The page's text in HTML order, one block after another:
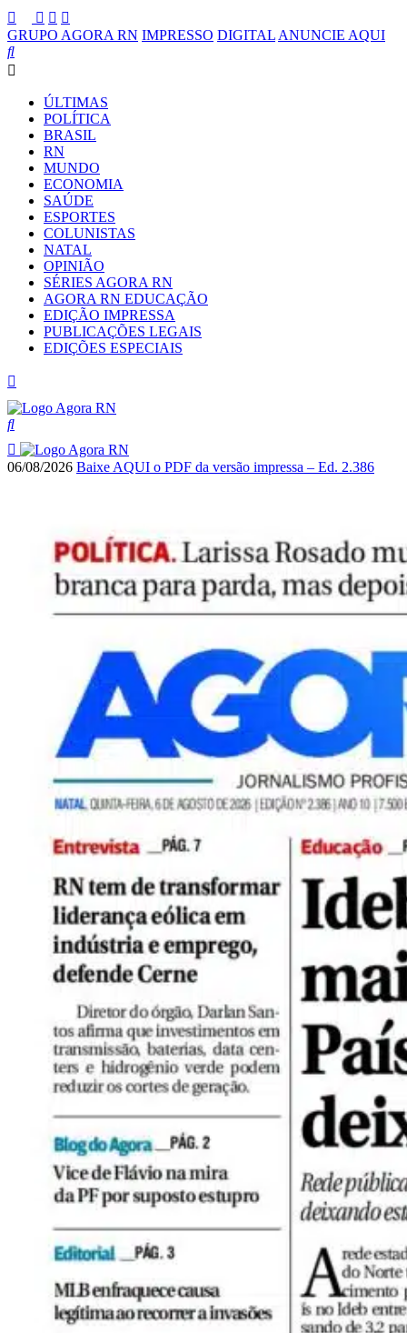
GRUPO AGORA RN IMPRESSO DIGITAL ANUNCIE AQUI
ÚLTIMAS
POLÍTICA
BRASIL
RN
MUNDO
ECONOMIA
SAÚDE
ESPORTES
COLUNISTAS
NATAL
OPINIÃO
SÉRIES AGORA RN
AGORA RN EDUCAÇÃO
EDIÇÃO IMPRESSA
PUBLICAÇÕES LEGAIS
EDIÇÕES ESPECIAIS
06/08/2026 Baixe AQUI o PDF da versão impressa – Ed. 2.386